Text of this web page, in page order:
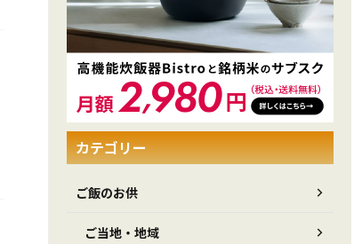
カテゴリー
ご飯のお供
ご当地・地域